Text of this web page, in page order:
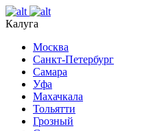
Калуга
Москва
Санкт-Петербург
Самара
Уфа
Махачкала
Тольятти
Грозный